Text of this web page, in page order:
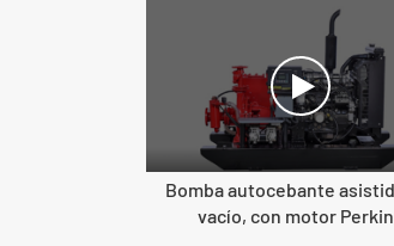
Bomba autocebante
vacío, con motor